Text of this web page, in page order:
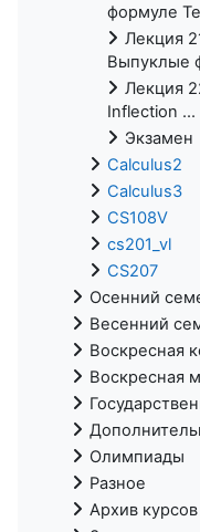
формуле
Лекция
Выпуклые
Лекция
Inflection ...
Экзамен
Calculus2
Calculus3
CS108V
cs201_vl
CS207
Осенний
Весенний
Воскресная
Воскресная
Олимпиады
Разное
Архив курсов